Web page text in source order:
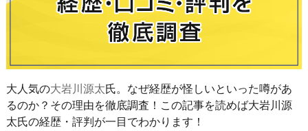
大人気の大岩川源太氏。なぜ経歴が怪しいといった噂があ
るのか？その理由を徹底調査！この記事を読めば大岩川源
太氏の経歴・評判が一目でわかります！